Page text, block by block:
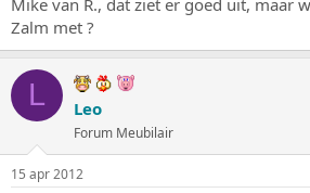
Zalm met ?
L Leo
Forum Meubilair
15 apr 2012